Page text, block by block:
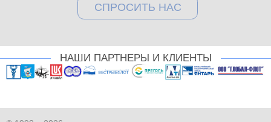
СПРОСИТЬ НАС
НАШИ ПАРТНЕРЫ И КЛИЕНТЫ